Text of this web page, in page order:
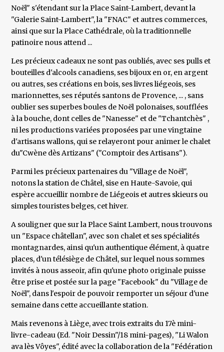
Noël" s'étendant sur la Place Saint-Lambert, devant la
"Galerie Saint-Lambert", la "FNAC" et autres commerces,
ainsi que sur la Place Cathédrale, où la traditionnelle
patinoire nous attend ...
Les précieux cadeaux ne sont pas oubliés, avec ses pulls et
bouteilles d'alcools canadiens, ses bijoux en or, en argent
ou autres, ses créations en bois, ses livres liégeois, ses
marionnettes, ses réputés santons de Provence, ... , sans
oublier ses superbes boules de Noël polonaises, soufflées
à la bouche, dont celles de "Nanesse" et de "Tchantchès" ,
ni les productions variées proposées par une vingtaine
d'artisans wallons, qui se relayeront pour animer le chalet
du"Cwène dès Artizans" ("Comptoir des Artisans").
Parmi les précieux partenaires du "Village de Noël",
notons la station de Châtel, sise en Haute-Savoie, qui
espère accueillir nombre de Liégeois et autres skieurs ou
simples touristes belges, cet hiver.
A souligner que sur la Place Saint Lambert, nous trouvons
un "Espace châtellan", avec son chalet et ses spécialités
montagnardes, ainsi qu'un authentique élément, à quatre
places, d'un télésiège de Châtel, sur lequel nous sommes
invités à nous asseoir, afin qu'une photo originale puisse
être prise et postée sur la page "Facebook" du "Village de
Noël", dans l'espoir de pouvoir remporter un séjour d'une
semaine dans cette accueillante station.
Mais revenons à Liège, avec trois extraits du 17è mini-
livre-cadeau (Ed. "Noir Dessin"/18 mini-pages), "Li Walon
ava lès Vôyes", édité avec la collaboration de la "Fédération